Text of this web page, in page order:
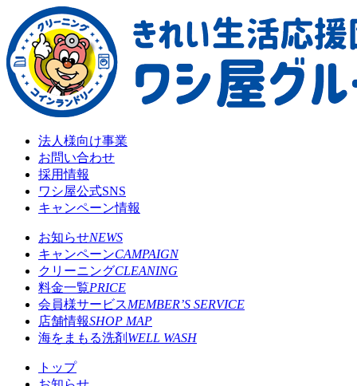
法人様向け事業
お問い合わせ
採用情報
ワシ屋公式SNS
キャンペーン情報
お知らせNEWS
キャンペーンCAMPAIGN
クリーニングCLEANING
料金一覧PRICE
会員様サービスMEMBER’S SERVICE
店舗情報SHOP MAP
海をまもる洗剤 WELL WASH
トップ